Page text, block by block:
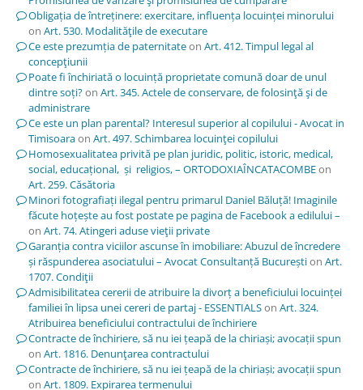
Obligația de întreținere: exercitare, influența locuinței minorului
on Art. 530. Modalităţile de executare
Ce este prezumția de paternitateon Art. 412. Timpul legal al
concepţiunii
Poate fi închiriată o locuință proprietate comună doar de unul
dintre soți?on Art. 345. Actele de conservare, de folosinţă şi de
administrare
Ce este un plan parental? Interesul superior al copilului - Avocat in
Timisoaraon Art. 497. Schimbarea locuinţei copilului
Homosexualitatea privită pe plan juridic, politic, istoric, medical,
social, educațional, și religios, – ORTODOXIAÎNCATACOMBEon
Art. 259. Căsătoria
Minori fotografiați ilegal pentru primarul Daniel Băluță! Imaginile
făcute hoțește au fost postate pe pagina de Facebook a edilului –
on Art. 74. Atingeri aduse vieţii private
Garanția contra viciilor ascunse în imobiliare: Abuzul de încredere
și răspunderea asociatului – Avocat Consultanță Bucureștion Art.
1707. Condiţii
Admisibilitatea cererii de atribuire la divorț a beneficiului locuinței
familiei în lipsa unei cereri de partaj - ESSENTIALSon Art. 324.
Atribuirea beneficiului contractului de închiriere
Contracte de închiriere, să nu iei țeapă de la chiriași; avocații spun
on Art. 1816. Denunţarea contractului
Contracte de închiriere, să nu iei țeapă de la chiriași; avocații spun
on Art. 1809. Expirarea termenului